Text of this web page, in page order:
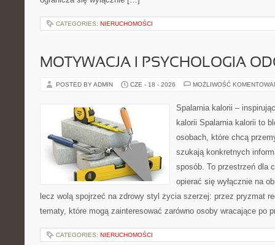
CATEGORIES: NIERUCHOMOŚCI
MOTYWACJA I PSYCHOLOGIA
POSTED BY ADMIN CZE - 18 - 2026 MOŻLIWOŚĆ
Spalarnia kalorii –
kalorii Spalarnia kalorii to
osobach, które chcą
szukają konkretnych
sposób. To przestrzeń dla
opierać się wyłącznie na
lecz wolą spojrzeć na zdrowy styl życia szerzej: przez pryzmat
tematy, które mogą zainteresować zarówno osoby wracające po
CATEGORIES: NIERUCHOMOŚCI